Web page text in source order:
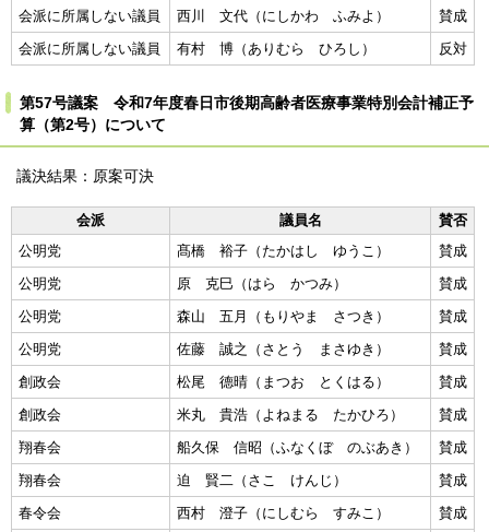
会派に所属しない議員 西川 文代（にしかわ ふみよ）
賛成
会派に所属しない議員
有村 博（ありむら ひろし） 反対
第57号議案 令和7年度春日市後期高齢者医療事業特別会計補正予
算（第2号）について
議決結果：原案可決
会派 議員名
賛否
公明党
髙橋 裕子（たかはし ゆうこ）
賛成
公明党
原 克巳（はら かつみ）
賛成
公明党
森山 五月（もりやま さつき）
賛成
公明党
佐藤 誠之（さとう まさゆき）
賛成
創政会
松尾 德晴（まつお とくはる）
賛成
創政会
米丸 貴浩（よねまる たかひろ）
賛成
翔春会
船久保 信昭（ふなくぼ のぶあき）
賛成
翔春会
迫 賢二（さこ けんじ）
賛成
春令会
西村 澄子（にしむら すみこ）
賛成